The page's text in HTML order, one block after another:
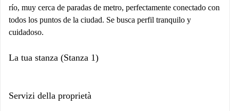
río, muy cerca de paradas de metro, perfectamente conectado con
todos los puntos de la ciudad. Se busca perfil tranquilo y
cuidadoso.
La tua stanza (Stanza 1)
Servizi della proprietà